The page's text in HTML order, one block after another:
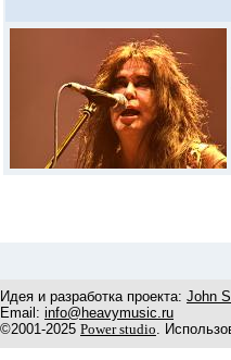
Идея и разработка проекта: John
Email: info@heavymusic.ru
©2001-2025 Power studio.